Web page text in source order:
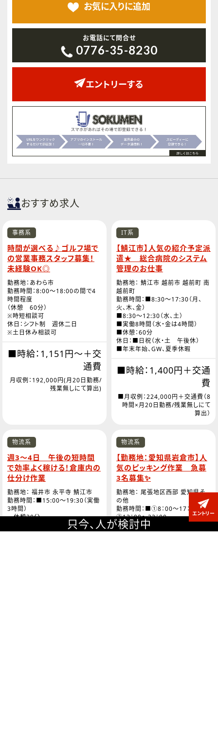
エントリー
お気に入りに追加
お電話にて問合せ
0776-35-8230
エントリーする
おすすめ求人
事務系
時間が選べる♪ゴルフ場で
の営業事務スタッフ募集！
未経験OK◎
勤務地：あわら市
勤務時間：8:00～18:00の間で4
時間程度
（休憩 60分）
※時短相談可
休日：シフト制 週休二日
※土日休み相談可
■時給：1,151円～＋交
通費
月収例：192,000円(月20日勤務/
残業無しにて算出)
IT系
【鯖江市】人気の紹介予定派
遣★ 総合病院のシステム
管理のお仕事
勤務地： 鯖江市 越前市 越前町 南
越前町
勤務時間：■8:30～17:30（月、
火、木、金）
■8:30～12:30（水、土）
■実働8時間（水・金は4時間）
■休憩：60分
休日：■日祝（水・土 午後休）
■年末年始、GW、夏季休暇
■時給：1,400円＋交通
費
■月収例：224,000円＋交通費（8
時間×月20日勤務/残業無しにて
算出）
物流系
週3～4日 午後の短時間
で効率よく稼ける！倉庫内の
仕分け作業
勤務地： 福井市 永平寺 鯖江市
勤務時間：■15:00～19:30（実働
3時間）
休憩30分
休日：■日曜
物流系
【勤務地：愛知県岩倉市】人
気のピッキング作業 急募
3名募集✨
勤務地： 尾張地区西部 愛知県そ
の他
勤務時間：■①8：00～17：00 /
②13：00～22：00
■実働8時間00分
■休憩：60分
只今、 人が検討中